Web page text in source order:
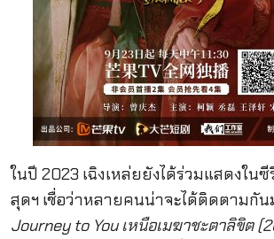
ในปี 2023 เฉิงเหล่ยยังได้ร่วมแสดงใ
สุดฯ เชื่อว่าหลายคนน่าจะได้ติดตามกั
Journey to You เหนือเมฆาชะตาลิขิต